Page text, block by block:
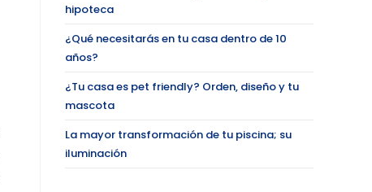
hipoteca
¿Qué necesitarás en tu casa dentro de 10
años?
¿Tu casa es pet friendly? Orden, diseño y tu
mascota
La mayor transformación de tu piscina; su
iluminación